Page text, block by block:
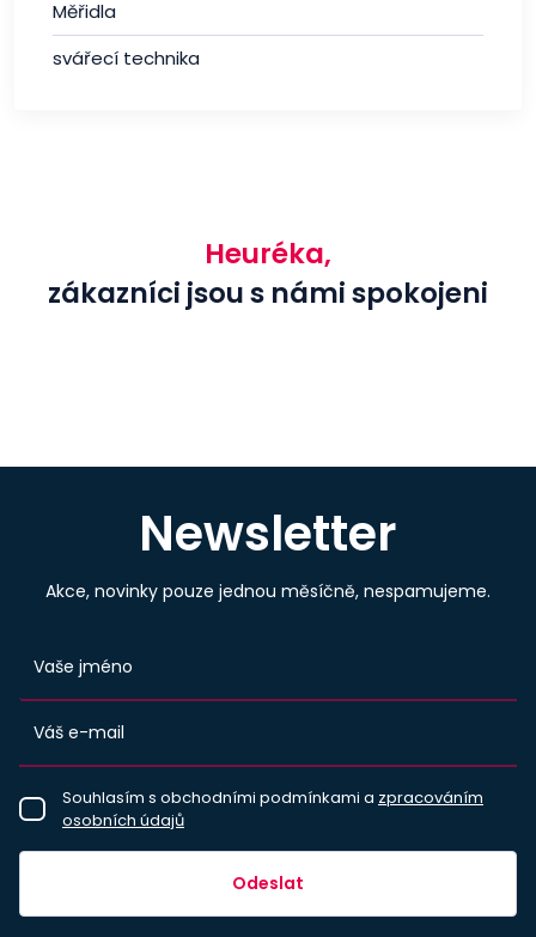
Měřidla
svářecí technika
Heuréka,
zákazníci jsou s námi spokojeni
Newsletter
Akce, novinky pouze jednou měsíčně, nespamujeme.
Souhlasím s obchodními podmínkami a zpracováním
osobních údajů
Odeslat